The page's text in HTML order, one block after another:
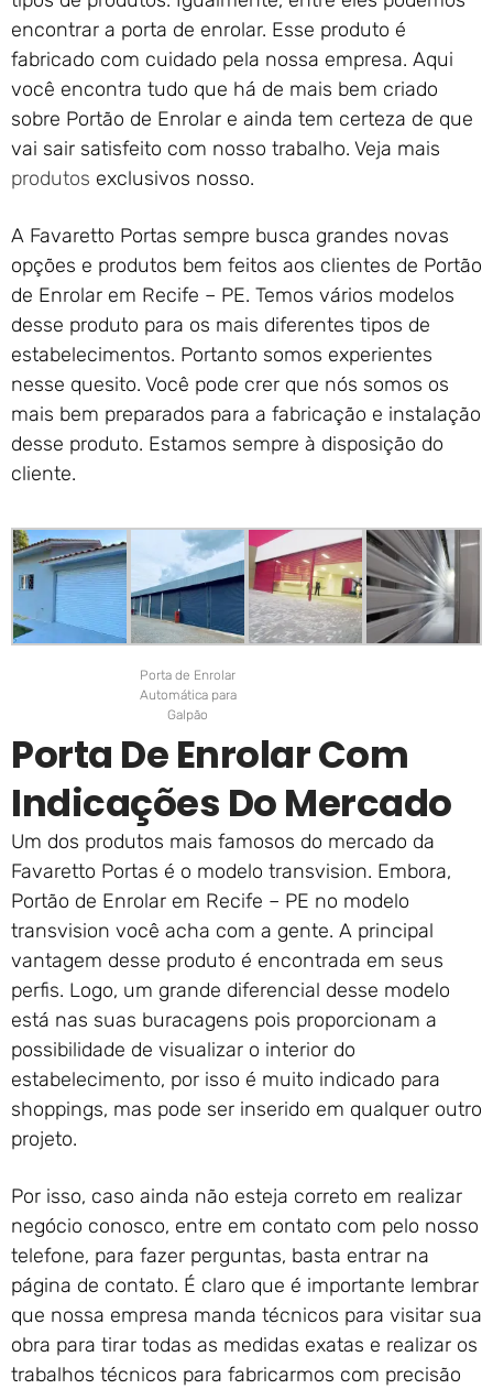
Enrolar em Nova Friburgo –
RJ
encontrar a porta de enrolar. Esse produto é
fabricado com cuidado pela nossa empresa. Aqui
você encontra tudo que há de mais bem criado
sobre Portão de Enrolar e ainda tem certeza de que
vai sair satisfeito com nosso trabalho. Veja mais
produtos exclusivos nosso.
A Favaretto Portas sempre busca grandes novas
opções e produtos bem feitos aos clientes de Portão
de Enrolar em Recife – PE. Temos vários modelos
desse produto para os mais diferentes tipos de
estabelecimentos. Portanto somos experientes
nesse quesito. Você pode crer que nós somos os
mais bem preparados para a fabricação e instalação
desse produto. Estamos sempre à disposição do
cliente.
Porta de Enrolar
Automática para
Galpão
Porta De Enrolar Com
Indicações Do Mercado
Um dos produtos mais famosos do mercado da
Favaretto Portas é o modelo transvision. Embora,
Portão de Enrolar em Recife – PE no modelo
transvision você acha com a gente. A principal
vantagem desse produto é encontrada em seus
perfis. Logo, um grande diferencial desse modelo
está nas suas buracagens pois proporcionam a
possibilidade de visualizar o interior do
estabelecimento, por isso é muito indicado para
shoppings, mas pode ser inserido em qualquer outro
projeto.
Por isso, caso ainda não esteja correto em realizar
negócio conosco, entre em contato com pelo nosso
telefone, para fazer perguntas, basta entrar na
página de contato. É claro que é importante lembrar
que nossa empresa manda técnicos para visitar sua
obra para tirar todas as medidas exatas e realizar os
trabalhos técnicos para fabricarmos com precisão